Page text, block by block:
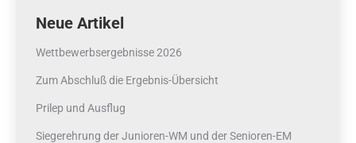
Neue Artikel
Wettbewerbsergebnisse 2026
Zum Abschluß die Ergebnis-Übersicht
Prilep und Ausflug
Siegerehrung der Junioren-WM und der Senioren-EM